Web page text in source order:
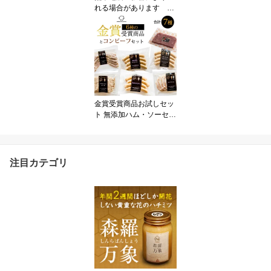
れる場合があります お
中元 2026 芋屋長兵衛
熊本名物「いきなり団
子」20個セット（プレー
ン・さくら・よもぎ・紫
芋・黒糖の5種類） コウ
ヤマ ギフト のし対応可
夏ギフト 御中元
金賞受賞商品お試しセッ
ト 無添加ハム・ソーセー
セット 国産豚肉100%を
使用 スモークハウスファ
イン 夏ギフト 御中元
注目カテゴリ